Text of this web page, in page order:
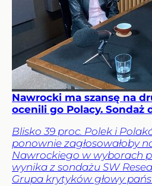
Nawrocki ma szansę na
ocenili go Polacy. Sondaż
Blisko 39 proc. Polek i
ponownie zagłosowałoby
Nawrockiego w wyborach
wynika z sondażu SW
Grupa krytyków głowy